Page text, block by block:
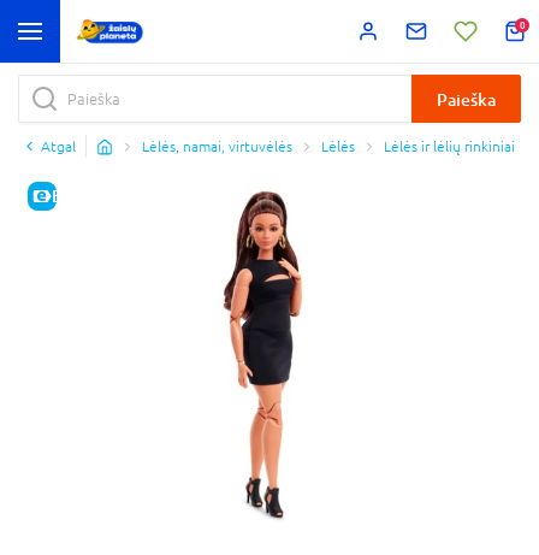
0
Paieška
Atgal Lėlės, namai, virtuvėlės Lėlės Lėlės ir lėlių rinkiniai
E-KAINA